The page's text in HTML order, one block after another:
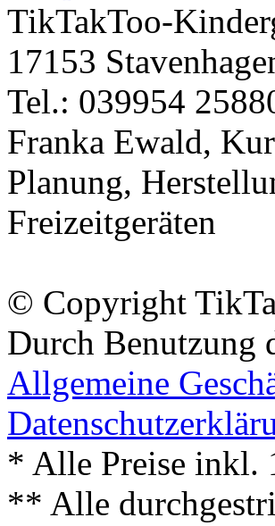
TikTakToo-
17153
Tel.: 039954
Franka Ewald,
Planung,
Freizeitgeräten
© Copyright
Durch Benutzung
Allgemeine
* Alle Preise inkl.
** Alle